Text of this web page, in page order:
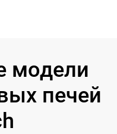
модели
печей